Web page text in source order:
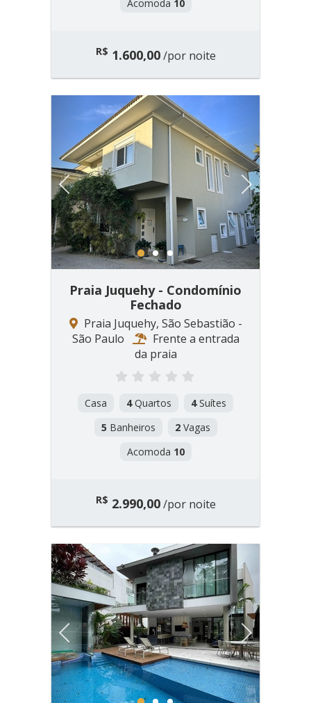
Acomoda 10
R$ 1.600,00/por noite
Previous Next
1 2 3
Praia Juquehy - Condomínio
Fechado
Praia Juquehy, São Sebastião -
São Paulo
Frente a entrada
da praia
Casa 4Quartos 4Suítes
5 Banheiros 2Vagas
Acomoda 10
R$ 2.990,00/por noite
Previous Next